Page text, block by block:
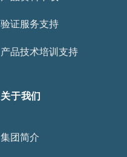
验证服务支持
产品技术培训支持
关于我们
集团简介